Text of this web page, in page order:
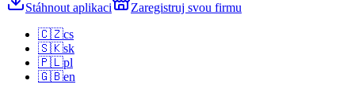
Stáhnout aplikaci
Zaregistruj svou firmu
🇨🇿cs
🇸🇰sk
🇵🇱pl
🇬🇧en